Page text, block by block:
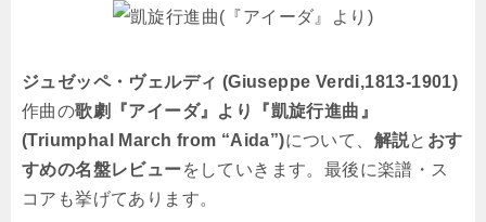
ジュゼッペ・ヴェルディ (Giuseppe Verdi,1813-1901)
作曲の歌劇『アイーダ』より『凱旋行進曲』
(Triumphal March from “Aida”)について、 解説と おす
すめの名盤レビューをしていきます。最後に楽譜・ス
コアも挙げてあります。